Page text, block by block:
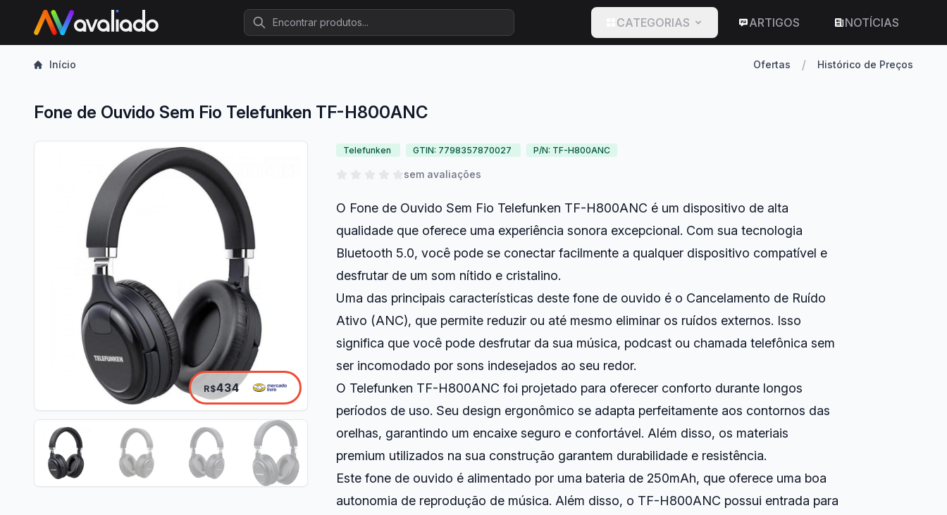
Procurar
CATEGORIAS ARTIGOS NOTÍCIAS
Início Ofertas / Histórico de Preços
Fone de Ouvido Sem Fio Telefunken TF-H800ANC
R$434
Telefunken GTIN: 7798357870027 P/N: TF-H800ANC
sem avaliações
O Fone de Ouvido Sem Fio Telefunken TF-H800ANC é um dispositivo de alta
qualidade que oferece uma experiência sonora excepcional. Com sua tecnologia
Bluetooth 5.0, você pode se conectar facilmente a qualquer dispositivo compatível e
desfrutar de um som nítido e cristalino.
Uma das principais características deste fone de ouvido é o Cancelamento de Ruído
Ativo (ANC), que permite reduzir ou até mesmo eliminar os ruídos externos. Isso
significa que você pode desfrutar da sua música, podcast ou chamada telefônica sem
ser incomodado por sons indesejados ao seu redor.
O Telefunken TF-H800ANC foi projetado para oferecer conforto durante longos
períodos de uso. Seu design ergonômico se adapta perfeitamente aos contornos das
orelhas, garantindo um encaixe seguro e confortável. Além disso, os materiais
premium utilizados na sua construção garantem durabilidade e resistência.
Este fone de ouvido é alimentado por uma bateria de 250mAh, que oferece uma boa
autonomia de reprodução de música. Além disso, o TF-H800ANC possui entrada para